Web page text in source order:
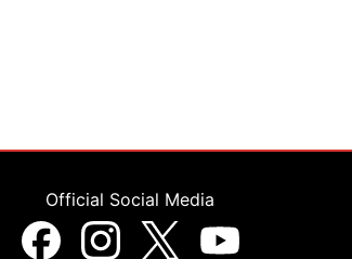
Official Social Media